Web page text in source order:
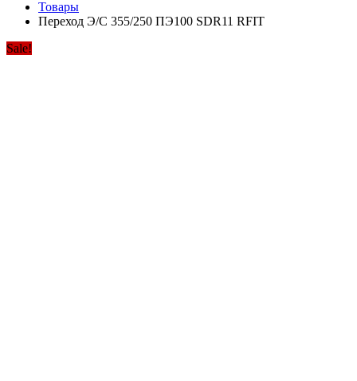
Товары
Переход Э/С 355/250 ПЭ100 SDR11 RFIT
Sale!